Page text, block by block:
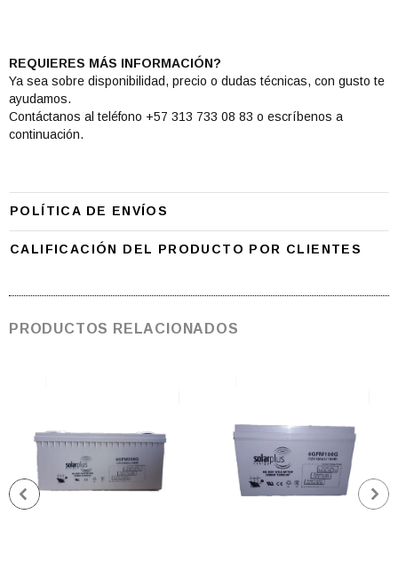
REQUIERES MÁS INFORMACIÓN?
Ya sea sobre disponibilidad, precio o dudas técnicas, con gusto te
ayudamos.
Contáctanos al teléfono +57 313 733 08 83 o escríbenos a
continuación.
POLÍTICA DE ENVÍOS
CALIFICACIÓN DEL PRODUCTO POR CLIENTES
PRODUCTOS RELACIONADOS